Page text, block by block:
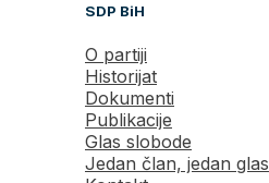
SDP BiH
O partiji
Historijat
Dokumenti
Publikacije
Glas slobode
Jedan član, jedan glas